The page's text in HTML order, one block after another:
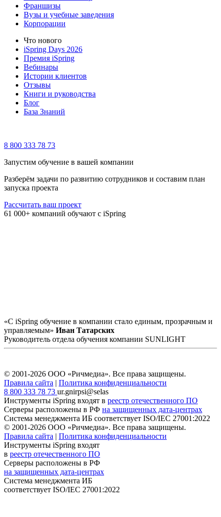
Франшизы
Вузы и учебные заведения
Корпорации
Что нового
iSpring Days 2026
Премия iSpring
Вебинары
Истории клиентов
Отзывы
Книги и руководства
Блог
База Знаний
8 800 333 78 73
Запустим обучение в вашей компании
Разберём задачи по развитию сотрудников и составим план
запуска проекта
Рассчитать ваш проект
61 000+ компаний обучают с iSpring
«С iSpring обучение в компании стало единым, прозрачным и
управляемым» Иван Татарских
Руководитель отдела обучения компании SUNLIGHT
© 2001-2026 ООО «Ричмедиа». Все права защищены.
Правила сайта | Политика конфиденциальности
8 800 333 78 73 ur.gnirpsi@selas
Инструменты iSpring входят в реестр отечественного ПО
Серверы расположены в РФ на защищенных дата-центрах
Система менеджмента ИБ соответствует ISO/IEC 27001:2022
© 2001-2026 ООО «Ричмедиа». Все права защищены.
Правила сайта | Политика конфиденциальности
Инструменты iSpring входят
в реестр отечественного ПО
Серверы расположены в РФ
на защищенных дата-центрах
Система менеджмента ИБ
соответствует ISO/IEC 27001:2022